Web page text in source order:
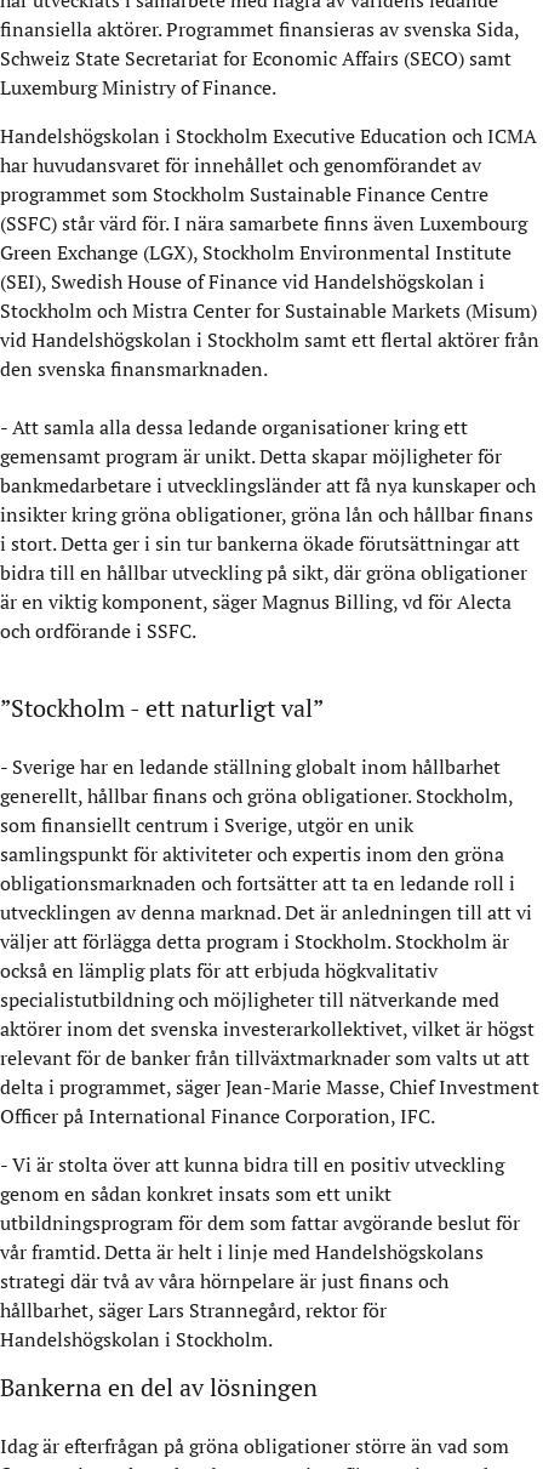
finansiella aktörer. Programmet finansieras av svenska Sida,
Schweiz State Secretariat for Economic Affairs (SECO) samt
Luxemburg Ministry of Finance.
Handelshögskolan i Stockholm Executive Education och ICMA
har huvudansvaret för innehållet och genomförandet av
programmet som Stockholm Sustainable Finance Centre
(SSFC) står värd för. I nära samarbete finns även Luxembourg
Green Exchange (LGX), Stockholm Environmental Institute
(SEI), Swedish House of Finance vid Handelshögskolan i
Stockholm och Mistra Center for Sustainable Markets (Misum)
vid Handelshögskolan i Stockholm samt ett flertal aktörer från
den svenska finansmarknaden.
- Att samla alla dessa ledande organisationer kring ett
gemensamt program är unikt. Detta skapar möjligheter för
bankmedarbetare i utvecklingsländer att få nya kunskaper och
insikter kring gröna obligationer, gröna lån och hållbar finans
i stort. Detta ger i sin tur bankerna ökade förutsättningar att
bidra till en hållbar utveckling på sikt, där gröna obligationer
är en viktig komponent, säger Magnus Billing, vd för Alecta
och ordförande i SSFC.
”Stockholm - ett naturligt val”
- Sverige har en ledande ställning globalt inom hållbarhet
generellt, hållbar finans och gröna obligationer. Stockholm,
som finansiellt centrum i Sverige, utgör en unik
samlingspunkt för aktiviteter och expertis inom den gröna
obligationsmarknaden och fortsätter att ta en ledande roll i
utvecklingen av denna marknad. Det är anledningen till att vi
väljer att förlägga detta program i Stockholm. Stockholm är
också en lämplig plats för att erbjuda högkvalitativ
specialistutbildning och möjligheter till nätverkande med
aktörer inom det svenska investerarkollektivet, vilket är högst
relevant för de banker från tillväxtmarknader som valts ut att
delta i programmet, säger Jean-Marie Masse, Chief Investment
Officer på International Finance Corporation, IFC.
- Vi är stolta över att kunna bidra till en positiv utveckling
genom en sådan konkret insats som ett unikt
utbildningsprogram för dem som fattar avgörande beslut för
vår framtid. Detta är helt i linje med Handelshögskolans
strategi där två av våra hörnpelare är just finans och
hållbarhet, säger Lars Strannegård, rektor för
Handelshögskolan i Stockholm.
Bankerna en del av lösningen
Idag är efterfrågan på gröna obligationer större än vad som